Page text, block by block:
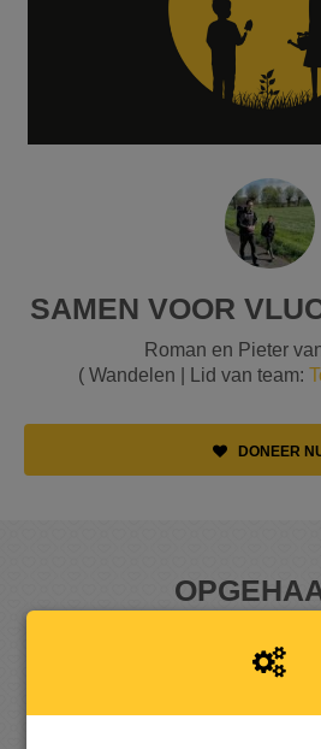
SAMEN VOOR
Roman en Pieter
( Wandelen | Lid van team:
DONEER
3 7